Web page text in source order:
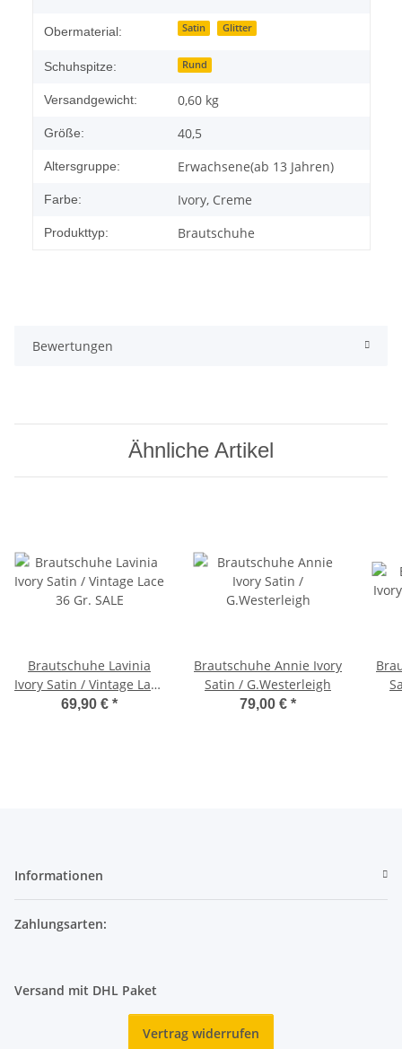
Obermaterial: Satin Glitter
Schuhspitze: Rund
Versandgewicht: 0,60 kg
Größe: 40,5
Altersgruppe: Erwachsene(ab 13 Jahren)
Farbe: Ivory, Creme
Produkttyp: Brautschuhe
Bewertungen
Ähnliche Artikel
Brautschuhe Lavinia
Ivory Satin / Vintage Lace
36 Gr. SALE
69,90 € *
Brautschuhe Annie Ivory
Satin / G.Westerleigh
79,00 € *
Informationen
Zahlungsarten:
Versand mit DHL Paket
Vertrag widerrufen